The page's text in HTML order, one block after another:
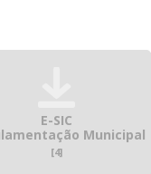
E-SIC
Municipal
[4]